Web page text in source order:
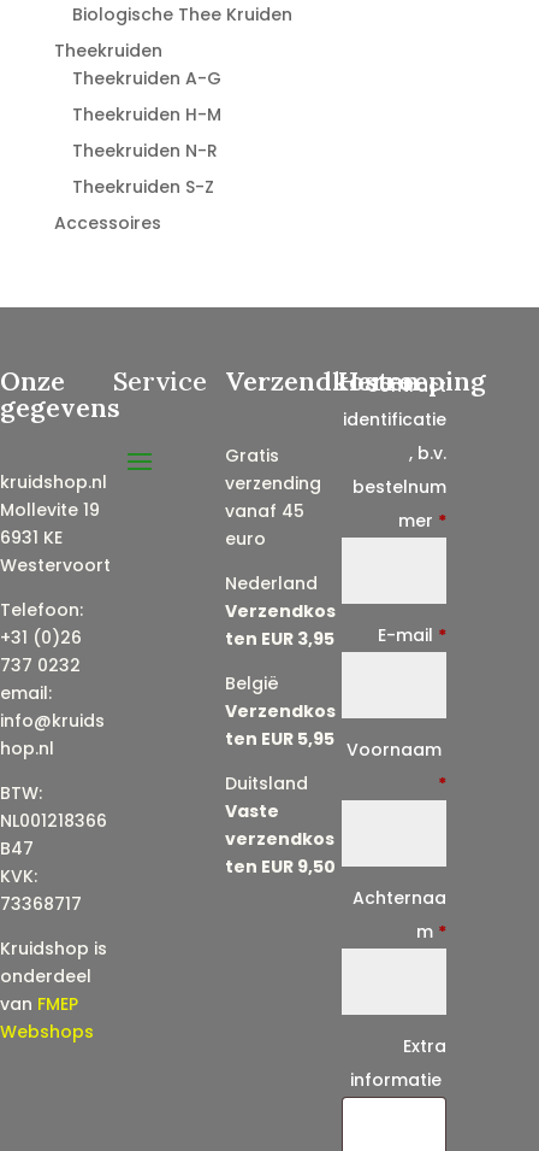
Biologische Thee Kruiden
Theekruiden
Theekruiden A-G
Theekruiden H-M
Theekruiden N-R
Theekruiden S-Z
Accessoires
Onze
gegevens
kruidshop.nl
Mollevite 19
6931 KE
Westervoort
Telefoon:
+31 (0)26
737 0232
email:
info@kruids
hop.nl
BTW:
NL001218366
B47
KVK:
73368717
Kruidshop is
onderdeel
van FMEP
Webshops
Service Verzendkosten
Gratis
verzending
vanaf 45
euro
Nederland
Verzendkos
ten EUR 3,95
België
Verzendkos
ten EUR 5,95
Duitsland
Vaste
verzendkos
ten EUR 9,50
Herroeping
Contract
identificatie
, b.v.
bestelnum
mer *
E-mail *
Voornaam
*
Achternaa
m *
Extra
informatie